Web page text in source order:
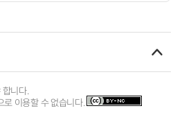
니다.
로 이용할 수 없습니다.